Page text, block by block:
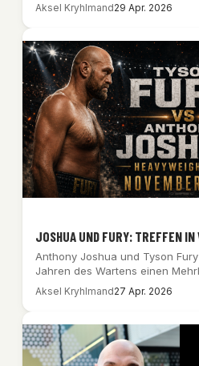
Aksel Kryhlmand29 Apr. 2026
JOSHUA UND FURY: TREFFEN
Anthony Joshua und Tyson
Jahren des Wartens einen
unterzeichnet; Wembley…
Aksel Kryhlmand27 Apr. 2026